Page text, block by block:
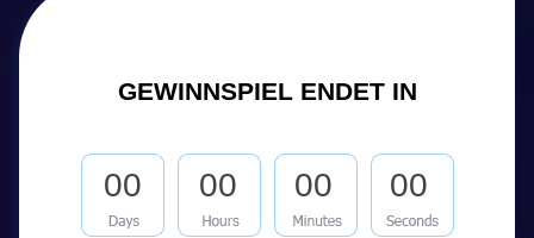
GEWINNSPIEL ENDET IN
00 00 00 00